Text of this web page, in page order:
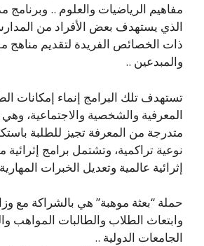
مفاهيم الرياضيات والعلوم ..
الذي يستهدف بعض الأفراد من
ذات الخصائص الفريدة لتقديم مناهج
والمبدعين ..
تستهدف تلك البرامج إنماء إمكانات
المعرفية والشخصية والاجتماعية،
متدرجة من المعرفة تجيز للطلبة
نوعية تراكمية، وتشتمل برامج إثرائية
إثرائية عالمية وتعديل الخبرات
حملة “بعثة موهبة” هي بالشراكة مع
وابتعاث الطلاب والطالبات المواهب
الجامعات الدولية ..